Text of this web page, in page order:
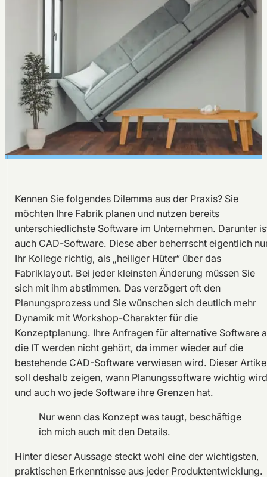
Kennen Sie folgendes Dilemma aus der Praxis? Sie
möchten Ihre Fabrik planen und nutzen bereits
unterschiedlichste Software im Unternehmen. Darunter
auch CAD-Software. Diese aber beherrscht eigentlich
Ihr Kollege richtig, als „heiliger Hüter“ über das
Fabriklayout. Bei jeder kleinsten Änderung müssen Sie
sich mit ihm abstimmen. Das verzögert oft den
Planungsprozess und Sie wünschen sich deutlich mehr
Dynamik mit Workshop-Charakter für die
Konzeptplanung. Ihre Anfragen für alternative Software
die IT werden nicht gehört, da immer wieder auf die
bestehende CAD-Software verwiesen wird. Dieser
soll deshalb zeigen, wann Planungssoftware wichtig wird
und auch wo jede Software ihre Grenzen hat.
Nur wenn das Konzept was taugt, beschäftige
ich mich auch mit den Details.
Hinter dieser Aussage steckt wohl eine der wichtigsten,
praktischen Erkenntnisse aus jeder Produktentwicklung.